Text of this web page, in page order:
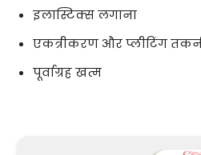
इलास्टिक्स लगाना
एकत्रीकरण और प्लीटिंग
पूर्वाग्रह खत्म